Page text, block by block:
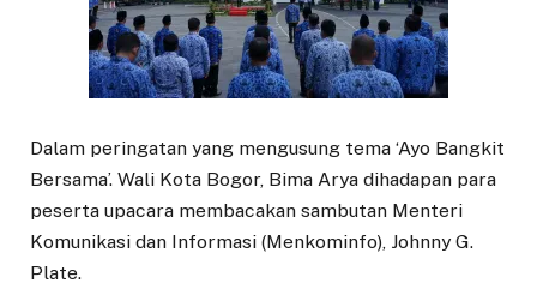
Dalam peringatan yang mengusung tema ‘Ayo Bangkit
Bersama’. Wali Kota Bogor, Bima Arya dihadapan para
peserta upacara membacakan sambutan Menteri
Komunikasi dan Informasi (Menkominfo), Johnny G.
Plate.